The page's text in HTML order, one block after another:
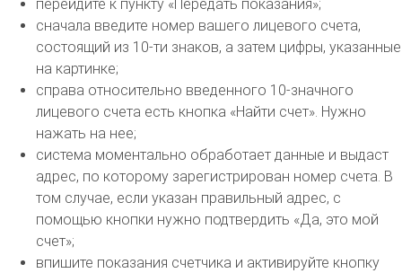
перейдите к пункту «Передать показания»;
сначала введите номер вашего лицевого счета,
состоящий из 10-ти знаков, а затем цифры, указанные
на картинке;
справа относительно введенного 10-значного
лицевого счета есть кнопка «Найти счет». Нужно
нажать на нее;
система моментально обработает данные и выдаст
адрес, по которому зарегистрирован номер счета. В
том случае, если указан правильный адрес, с
помощью кнопки нужно подтвердить «Да, это мой
счет»;
впишите показания счетчика и активируйте кнопку